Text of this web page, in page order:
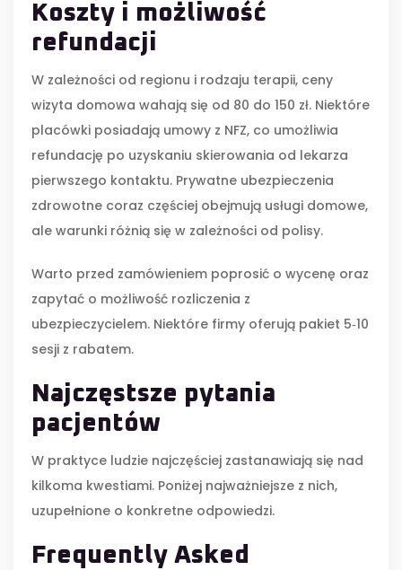
Koszty i możliwość
refundacji
W zależności od regionu i rodzaju terapii, ceny
wizyta domowa wahają się od 80 do 150 zł. Niektóre
placówki posiadają umowy z NFZ, co umożliwia
refundację po uzyskaniu skierowania od lekarza
pierwszego kontaktu. Prywatne ubezpieczenia
zdrowotne coraz częściej obejmują usługi domowe,
ale warunki różnią się w zależności od polisy.
Warto przed zamówieniem poprosić o wycenę oraz
zapytać o możliwość rozliczenia z
ubezpieczycielem. Niektóre firmy oferują pakiet 5‑10
sesji z rabatem.
Najczęstsze pytania
pacjentów
W praktyce ludzie najczęściej zastanawiają się nad
kilkoma kwestiami. Poniżej najważniejsze z nich,
uzupełnione o konkretne odpowiedzi.
Frequently Asked